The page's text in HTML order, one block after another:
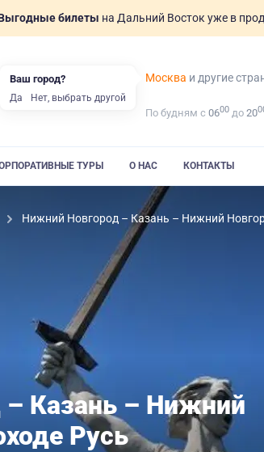
билеты на Дальний Восток уже в
Москва и другие
По будням с 0600 до 20
ТУРЫ О НАС КОНТАКТЫ
Нижний Новгород – Казань – Нижний
Казань – Нижний
Русь
Ваш город?
Да Нет, выбрать другой